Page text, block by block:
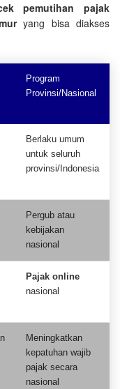
pemutihan pajak
yang bisa diakses
Program
Provinsi/Nasional
Berlaku umum
untuk seluruh
provinsi/Indonesia
Pergub atau
kebijakan
nasional
Pajak online
nasional
Meningkatkan
kepatuhan wajib
pajak secara
nasional